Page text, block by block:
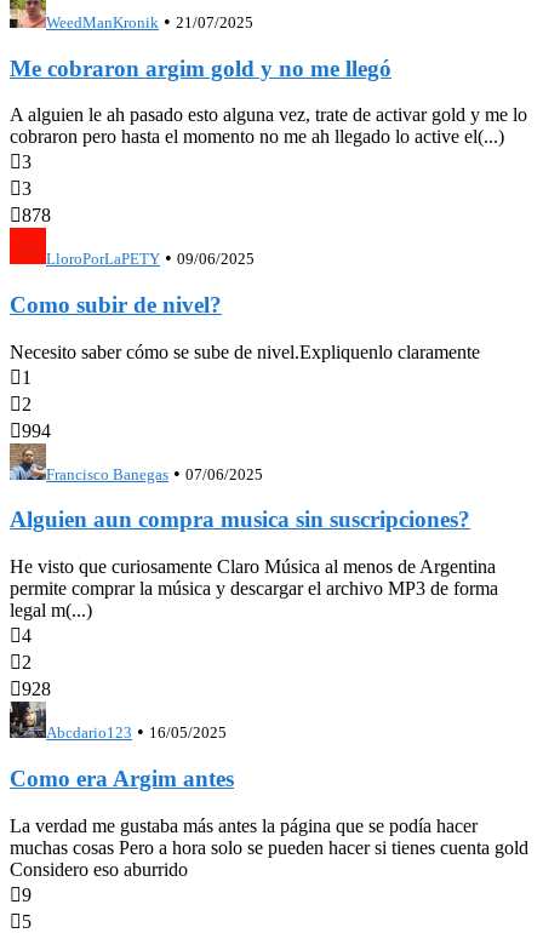
WeedManKronik • 21/07/2025
Me cobraron argim gold y no me llegó
A alguien le ah pasado esto alguna vez, trate de activar gold y me lo
cobraron pero hasta el momento no me ah llegado lo active el(...)
3
3
878
LloroPorLaPETY • 09/06/2025
Como subir de nivel?
Necesito saber cómo se sube de nivel.Expliquenlo claramente
1
2
994
Francisco Banegas • 07/06/2025
Alguien aun compra musica sin suscripciones?
He visto que curiosamente Claro Música al menos de Argentina
permite comprar la música y descargar el archivo MP3 de forma
legal m(...)
4
2
928
Abcdario123 • 16/05/2025
Como era Argim antes
La verdad me gustaba más antes la página que se podía hacer
muchas cosas Pero a hora solo se pueden hacer si tienes cuenta gold
Considero eso aburrido
9
5